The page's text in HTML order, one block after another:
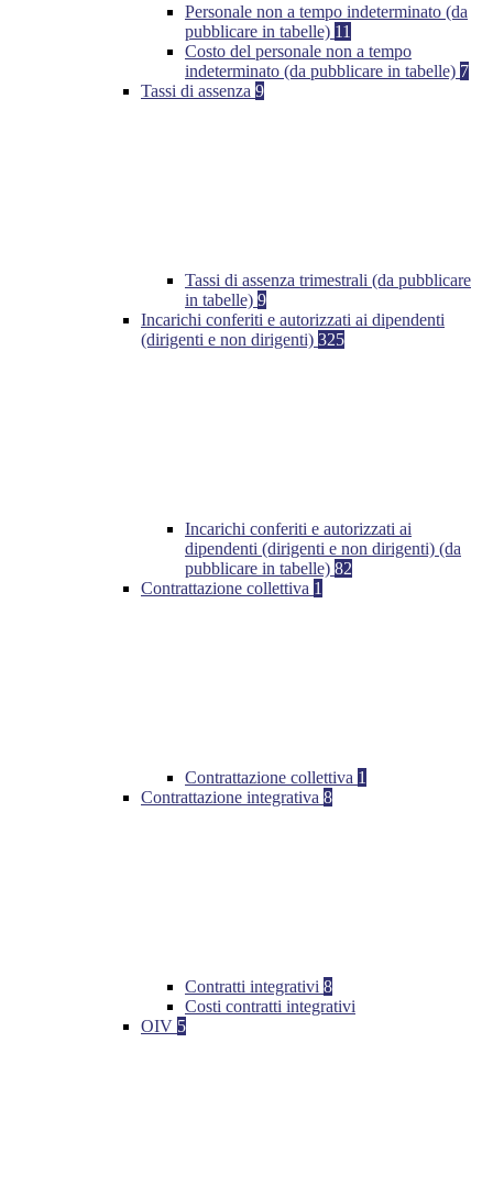
Personale non a tempo indeterminato (da
pubblicare in tabelle) 11
Costo del personale non a tempo
indeterminato (da pubblicare in tabelle) 7
Tassi di assenza 9
Tassi di assenza trimestrali (da pubblicare
in tabelle) 9
Incarichi conferiti e autorizzati ai dipendenti
(dirigenti e non dirigenti) 325
Incarichi conferiti e autorizzati ai
dipendenti (dirigenti e non dirigenti) (da
pubblicare in tabelle) 82
Contrattazione collettiva 1
Contrattazione collettiva 1
Contrattazione integrativa 8
Contratti integrativi 8
Costi contratti integrativi
OIV 5